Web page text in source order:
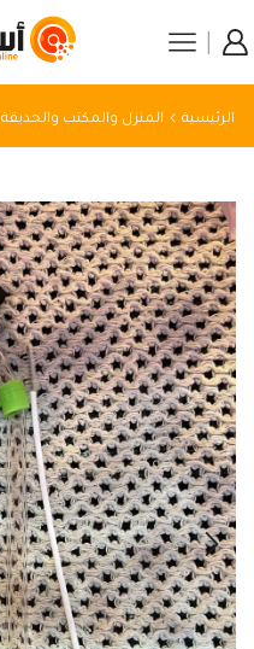
الرئيسية المنزل والمكتب والحديقة